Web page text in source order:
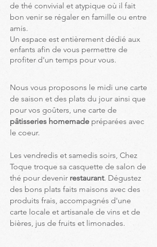
de thé convivial et atypique où il fait
bon venir se régaler en famille ou entre
amis.
Un espace est entièrement dédié aux
enfants afin de vous permettre de
profiter d'un temps pour vous.
Nous vous proposons le midi une carte
de saison et des plats du jour ainsi que
pour vos goûters, une carte de
pâtisseries homemade préparées avec
le coeur.
Les vendredis et samedis soirs, Chez
Toque troque sa casquette de salon de
thé pour devenir restaurant. Dégustez
des bons plats faits maisons avec des
produits frais, accompagnés d'une
carte locale et artisanale de vins et de
bières, jus de fruits et limonades.